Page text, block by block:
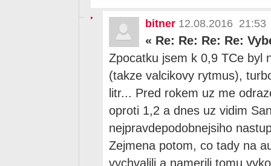
bitner 12.08.2016 21:53
« Re: Re: Re: Re:
Zpocatku jsem k 0,9 TCe byl
(takze valcikovy rytmus),
litr... Pred rokem uz me
oproti 1,2 a dnes uz vidim
nejpravdepodobnejsiho
Zejmena potom, co tady na
vychvalili a namerili tomu